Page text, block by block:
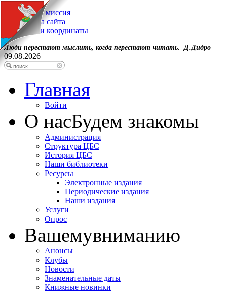
Наша миссия
Карта сайта
Наши координаты
Люди перестают мыслить, когда перестают читать. Д.Дидро
09.08.2026
Главная
Войти
О насБудем знакомы
Администрация
Структура ЦБС
История ЦБС
Наши библиотеки
Ресурсы
Электронные издания
Периодические издания
Наши издания
Услуги
Опрос
Вашемувниманию
Анонсы
Клубы
Новости
Знаменательные даты
Книжные новинки